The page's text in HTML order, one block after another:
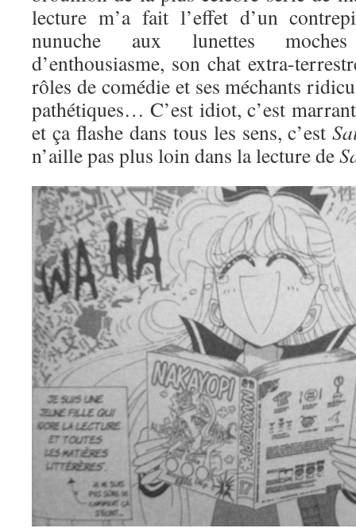
lecture m’a fait l’effet d’un
nunuche aux lunettes
d’enthousiasme, son chat extra-
rôles de comédie et ses méchants
pathétiques… C’est idiot, c’est
et ça flashe dans tous les sens, c’est
n’aille pas plus loin dans la lecture de